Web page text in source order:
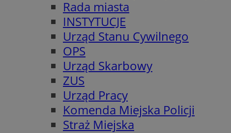
Rada miasta
INSTYTUCJE
Urząd Stanu Cywilnego
OPS
Urząd Skarbowy
ZUS
Urząd Pracy
Komenda Miejska Policji
Straż Miejska